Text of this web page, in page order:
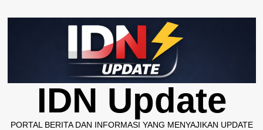
to
IDN Update
PORTAL BERITA DAN INFORMASI YANG MENYAJIKAN UPDATE